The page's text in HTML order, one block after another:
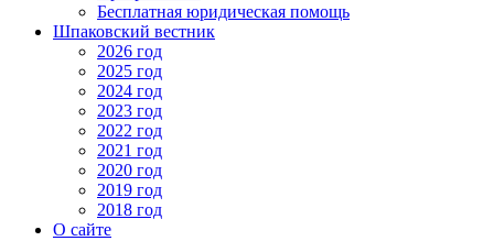
Бесплатная юридическая помощь
Шпаковский вестник
2026 год
2025 год
2024 год
2023 год
2022 год
2021 год
2020 год
2019 год
2018 год
О сайте